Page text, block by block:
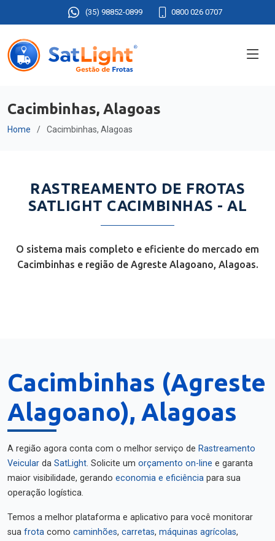
(35) 98852-0899 0800 026 0707
Cacimbinhas, Alagoas
Home Cacimbinhas, Alagoas
RASTREAMENTO DE FROTAS
SATLIGHT CACIMBINHAS - AL
O sistema mais completo e eficiente do mercado em
Cacimbinhas e região de Agreste Alagoano, Alagoas.
Cacimbinhas (Agreste
Alagoano), Alagoas
A região agora conta com o melhor serviço de Rastreamento
Veicular da SatLight. Solicite um orçamento on-line e garanta
maior visibilidade, gerando economia e eficiência para sua
operação logística.
Temos a melhor plataforma e aplicativo para você monitorar
sua frota como caminhões, carretas, máquinas agrícolas,